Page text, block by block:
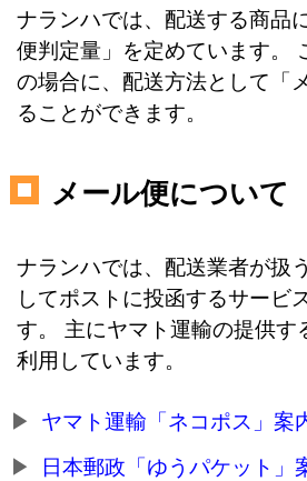
ナランハでは、配送する商品
便判定量」を定めています。
の場合に、配送方法として「
ることができます。
メール便について
ナランハでは、配送業者が扱
してポストに投函するサービ
す。 主にヤマト運輸の提供す
利用しています。
ヤマト運輸「ネコポス」案
日本郵政「ゆうパケット」